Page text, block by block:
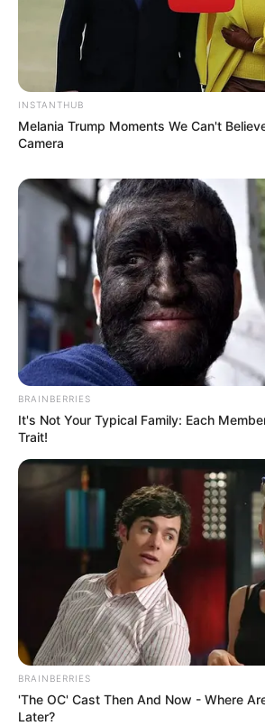
INSTANTHUB
Melania Trump Moments We Can't
Camera
BRAINBERRIES
It's Not Your Typical Family: Each
Trait!
BRAINBERRIES
'The OC' Cast Then And Now - Where
Later?